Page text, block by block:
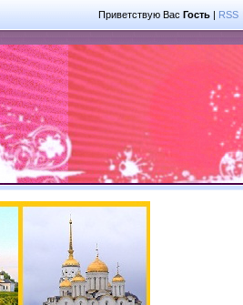
Приветствую Вас Гость | RSS